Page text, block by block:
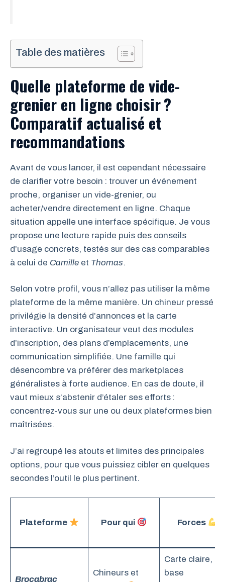
Table des matières
Quelle plateforme de vide-
grenier en ligne choisir ?
Comparatif actualisé et
recommandations
Avant de vous lancer, il est cependant nécessaire
de clarifier votre besoin : trouver un événement
proche, organiser un vide-grenier, ou
acheter/vendre directement en ligne. Chaque
situation appelle une interface spécifique. Je vous
propose une lecture rapide puis des conseils
d’usage concrets, testés sur des cas comparables
à celui de Camille et Thomas.
Selon votre profil, vous n’allez pas utiliser la même
plateforme de la même manière. Un chineur pressé
privilégie la densité d’annonces et la carte
interactive. Un organisateur veut des modules
d’inscription, des plans d’emplacements, une
communication simplifiée. Une famille qui
désencombre va préférer des marketplaces
généralistes à forte audience. En cas de doute, il
vaut mieux s’abstenir d’étaler ses efforts :
concentrez-vous sur une ou deux plateformes bien
maîtrisées.
J’ai regroupé les atouts et limites des principales
options, pour que vous puissiez cibler en quelques
secondes l’outil le plus pertinent.
Plateforme Pour qui Forces
Brocabrac
Chineurs et
Carte claire,
base